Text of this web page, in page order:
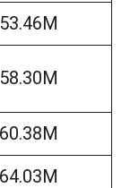
53.46M
58.30M
60.38M
64.03M